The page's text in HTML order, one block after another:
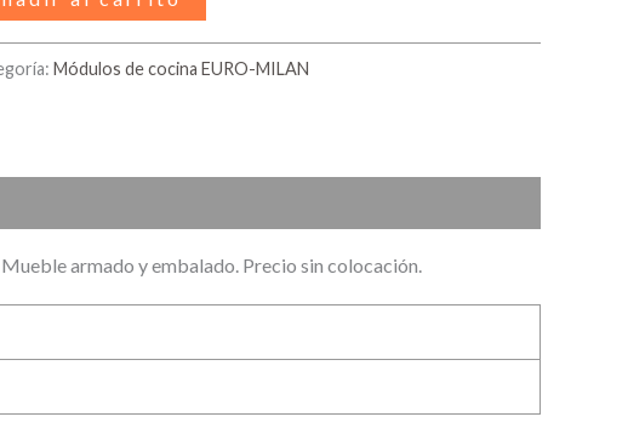
Módulos de cocina EURO-MILAN
armado y embalado. Precio sin colocación.